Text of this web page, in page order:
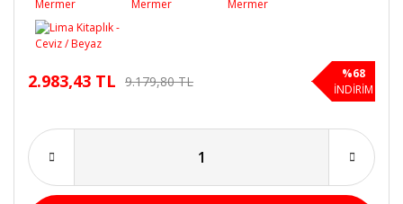
2.983,43 TL 9.179,80 TL
%68
İNDİRİM